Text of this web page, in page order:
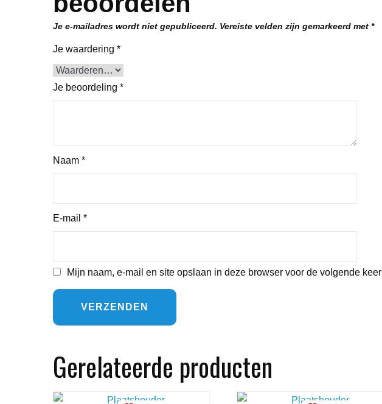
Je e-mailadres wordt niet gepubliceerd. Vereiste velden zijn gemarkeerd met *
Je waardering *
Je beoordeling *
Naam *
E-mail *
Mijn naam, e-mail en site opslaan in deze browser voor de volgende
Gerelateerde producten